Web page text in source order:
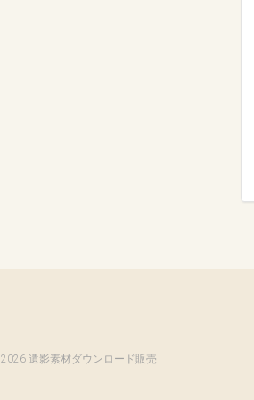
2026 遺影素材ダウンロード販売